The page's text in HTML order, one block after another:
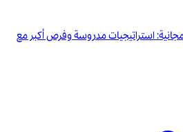
استراتيجيات مدروسة وفرص أكبر مع